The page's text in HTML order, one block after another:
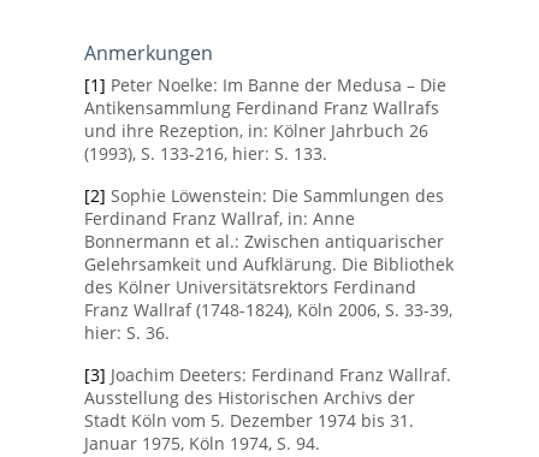
Anmerkungen
[1] Peter Noelke: Im Banne der Medusa – Die
Antikensammlung Ferdinand Franz Wallrafs
und ihre Rezeption, in: Kölner Jahrbuch 26
(1993), S. 133-216, hier: S. 133.
[2] Sophie Löwenstein: Die Sammlungen des
Ferdinand Franz Wallraf, in: Anne
Bonnermann et al.: Zwischen antiquarischer
Gelehrsamkeit und Aufklärung. Die Bibliothek
des Kölner Universitätsrektors Ferdinand
Franz Wallraf (1748-1824), Köln 2006, S. 33-39,
hier: S. 36.
[3] Joachim Deeters: Ferdinand Franz Wallraf.
Ausstellung des Historischen Archivs der
Stadt Köln vom 5. Dezember 1974 bis 31.
Januar 1975, Köln 1974, S. 94.